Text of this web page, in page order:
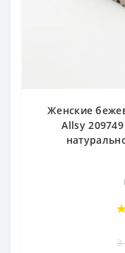
Женские
Allsy
3